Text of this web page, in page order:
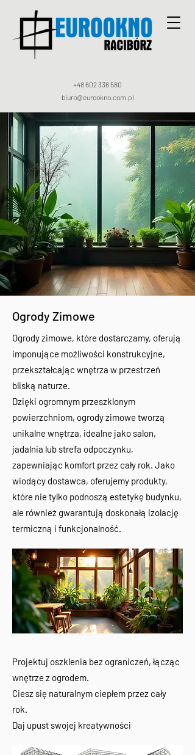
+48 602 336 580
biuro@eurookno.com.pl
Ogrody Zimowe
Ogrody zimowe, które dostarczamy, oferują
imponujące możliwości konstrukcyjne,
przekształcając wnętrza w przestrzeń
bliską naturze.
Dzięki ogromnym przeszklonym
powierzchniom, ogrody zimowe tworzą
unikalne wnętrza, idealne jako salon,
jadalnia lub strefa odpoczynku,
zapewniając komfort przez cały rok. Jako
wiodący dostawca, oferujemy produkty,
które nie tylko podnoszą estetykę budynku,
ale również gwarantują doskonałą izolację
termiczną i funkcjonalność.
Projektuj oszklenia bez ograniczeń, łącząc
wnętrze z ogrodem.
Ciesz się naturalnym ciepłem przez cały
rok.
Daj upust swojej kreatywności